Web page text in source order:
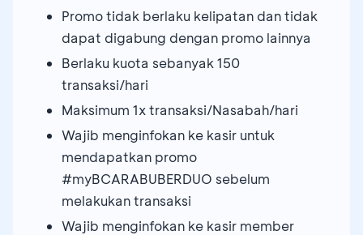
Promo tidak berlaku kelipatan dan tidak
dapat digabung dengan promo lainnya
Berlaku kuota sebanyak 150
transaksi/hari
Maksimum 1x transaksi/Nasabah/hari
Wajib menginfokan ke kasir untuk
mendapatkan promo
#myBCARABUBERDUO sebelum
melakukan transaksi
Wajib menginfokan ke kasir member